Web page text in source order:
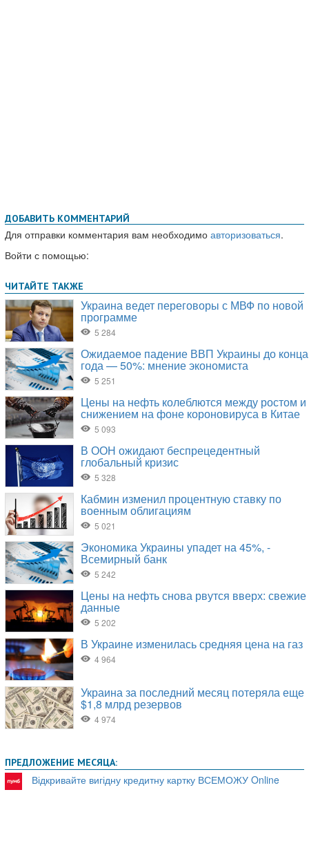
ДОБАВИТЬ КОММЕНТАРИЙ
Для отправки комментария вам необходимо авторизоваться.
Войти с помощью:
ПРЕДЛОЖЕНИЕ МЕСЯЦА:
Відкривайте вигідну кредитну картку ВСЕМОЖУ Online